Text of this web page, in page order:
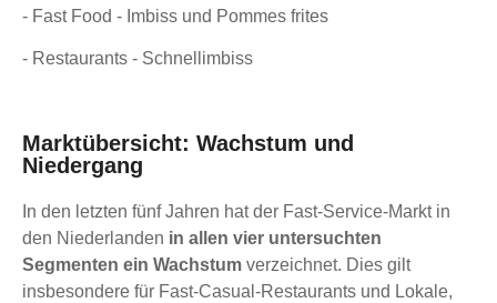
- Fast Food - Imbiss und Pommes frites
- Restaurants - Schnellimbiss
Marktübersicht: Wachstum und
Niedergang
In den letzten fünf Jahren hat der Fast-Service-Markt in
den Niederlanden in allen vier untersuchten
Segmenten ein Wachstum verzeichnet. Dies gilt
insbesondere für Fast-Casual-Restaurants und Lokale,